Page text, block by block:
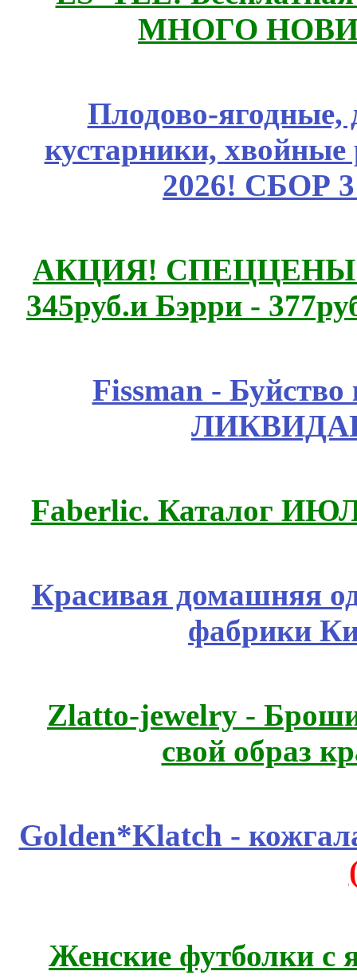
МНОГО
Плодово-ягодные,
кустарники,
2026! СБОР
АКЦИЯ! СПЕЦЦЕНЫ
345руб.и Бэрри -
Fissmаn -
Faberlic. Каталог
Красивая домашняя
фабрики
Zlatto-jewelry -
свой образ
Golden*Klatch -
Женские футболки с